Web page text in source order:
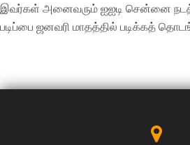
இவர்கள் அனைவரும் ஐஐடி சென்னை
படிப்பை ஜனவரி மாதத்தில் படிக்கத்